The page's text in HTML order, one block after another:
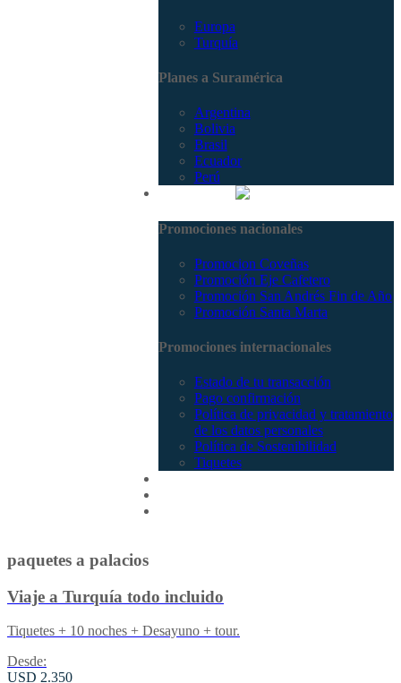
Europa
Turquía
Planes a Suramérica
Argentina
Bolivia
Brasil
Ecuador
Perú
Promociones nacionales
Promocion Coveñas
Promoción Eje Cafetero
Promoción San Andrés Fin de Año
Promoción Santa Marta
Promociones internacionales
Estado de tu transacción
Pago confirmación
Política de privacidad y tratamiento
de los datos personales
Política de Sostenibilidad
Tiquetes
paquetes a palacios
Viaje a Turquía todo incluido
Tiquetes + 10 noches + Desayuno + tour.
Desde:
USD 2.350